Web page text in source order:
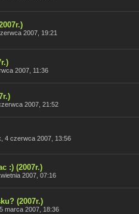
2007, 19:21
2007, 11:36
2007, 21:52
4 czerwca 2007, 13:56
:) (2007r.)
2007, 07:16
(2007r.)
marca 2007, 18:36